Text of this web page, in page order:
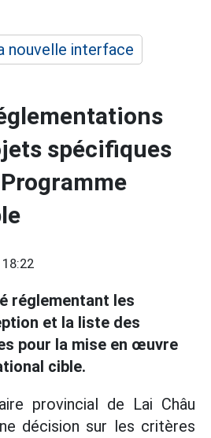
nouvelle interface
spécifiques
réglementant les
et la liste des
pour la mise en œuvre
cible.
provincial de Lai Châu
décision sur les critères